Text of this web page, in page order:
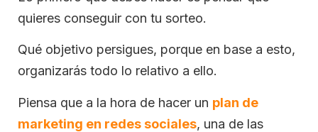
quieres conseguir con tu sorteo.
Qué objetivo persigues, porque en base a esto,
organizarás todo lo relativo a ello.
Piensa que a la hora de hacer un plan de
marketing en redes sociales, una de las